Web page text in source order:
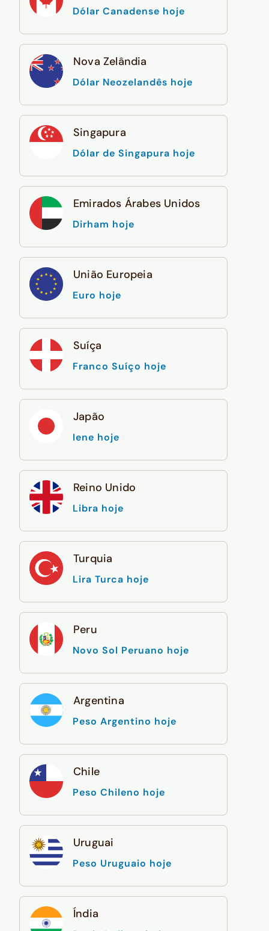
Dólar Canadense hoje
Nova Zelândia
Dólar Neozelandês hoje
Singapura
Dólar de Singapura hoje
Emirados Árabes Unidos
Dirham hoje
União Europeia
Euro hoje
Suíça
Franco Suíço hoje
Japão
Iene hoje
Reino Unido
Libra hoje
Turquia
Lira Turca hoje
Peru
Novo Sol Peruano hoje
Argentina
Peso Argentino hoje
Chile
Peso Chileno hoje
Uruguai
Peso Uruguaio hoje
Índia